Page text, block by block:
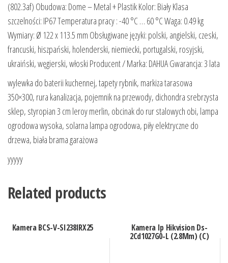
(802.3af) Obudowa: Dome – Metal + Plastik Kolor: Biały Klasa
szczelności: IP67 Temperatura pracy : -40 °C … 60 °C Waga: 0.49 kg
Wymiary: Ø 122 x 113.5 mm Obsługiwane języki: polski, angielski, czeski,
francuski, hiszpański, holenderski, niemiecki, portugalski, rosyjski,
ukraiński, węgierski, włoski Producent / Marka: DAHUA Gwarancja: 3 lata
wylewka do baterii kuchennej, tapety rybnik, markiza tarasowa
350×300, rura kanalizacja, pojemnik na przewody, dichondra srebrzysta
sklep, styropian 3 cm leroy merlin, obcinak do rur stalowych obi, lampa
ogrodowa wysoka, solarna lampa ogrodowa, piły elektryczne do
drzewa, biała brama garażowa
yyyyy
Related products
Kamera BCS-V-SI238IRX25 Kamera Ip Hikvision Ds-
2Cd1027G0-L (2.8Mm) (C)